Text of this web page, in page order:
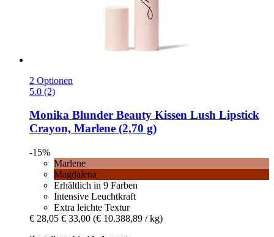
2 Optionen
5.0 (2)
Monika Blunder Beauty Kissen Lush Lipstick
Crayon, Marlene (2,70 g)
-15%
Marlene
Magdalena
Erhältlich in 9 Farben
Intensive Leuchtkraft
Extra leichte Textur
€ 28,05 € 33,00 (€ 10.388,89 / kg)